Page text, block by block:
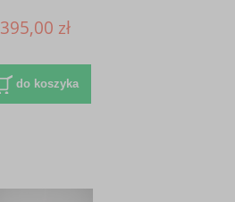
395,00 zł
do koszyka